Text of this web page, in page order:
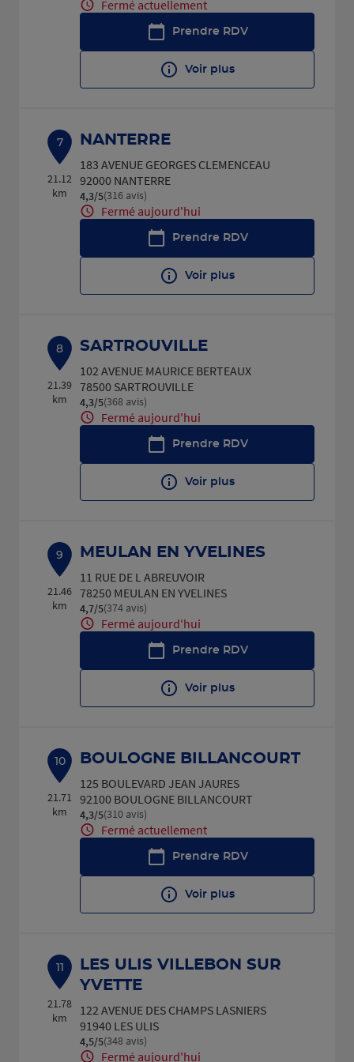
Fermé actuellement
Prendre RDV
Voir plus
7
21.12
km
NANTERRE
183 AVENUE GEORGES CLEMENCEAU
92000 NANTERRE
4,3/5Note de 4.3 sur 5
(316 avis)
Fermé aujourd'hui
Prendre RDV
Voir plus
8
21.39
km
SARTROUVILLE
102 AVENUE MAURICE BERTEAUX
78500 SARTROUVILLE
4,3/5Note de 4.3 sur 5
(368 avis)
Fermé aujourd'hui
Prendre RDV
Voir plus
9
21.46
km
MEULAN EN YVELINES
11 RUE DE L ABREUVOIR
78250 MEULAN EN YVELINES
4,7/5Note de 4.7 sur 5
(374 avis)
Fermé aujourd'hui
Prendre RDV
Voir plus
10
21.71
km
BOULOGNE BILLANCOURT
125 BOULEVARD JEAN JAURES
92100 BOULOGNE BILLANCOURT
4,3/5Note de 4.3 sur 5
(310 avis)
Fermé actuellement
Prendre RDV
Voir plus
11
21.78
km
LES ULIS VILLEBON SUR
YVETTE
122 AVENUE DES CHAMPS LASNIERS
91940 LES ULIS
4,5/5Note de 4.5 sur 5
(348 avis)
Fermé aujourd'hui